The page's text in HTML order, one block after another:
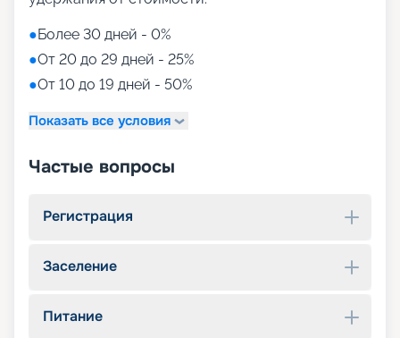
●Более 30 дней - 0%
●От 20 до 29 дней - 25%
●От 10 до 19 дней - 50%
Показать все условия
Частые вопросы
Регистрация
Заселение
Питание